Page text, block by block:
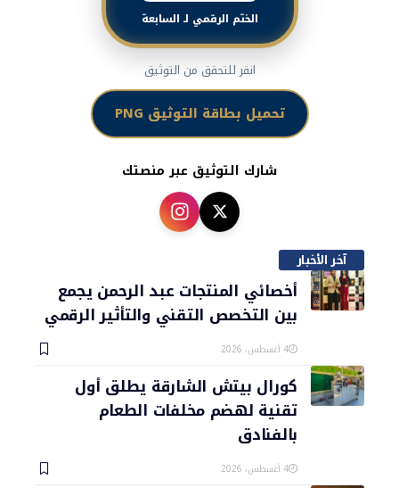
الختم الرقمي لـ السابعة
انقر للتحقق من التوثيق
تحميل بطاقة التوثيق PNG
شارك التوثيق عبر منصتك
آخر الأخبار
أخصائي المنتجات عبد الرحمن يجمع
بين التخصص التقني والتأثير الرقمي
4 أغسطس، 2026
كورال بيتش الشارقة يطلق أول
تقنية لهضم مخلفات الطعام
بالفنادق
4 أغسطس، 2026